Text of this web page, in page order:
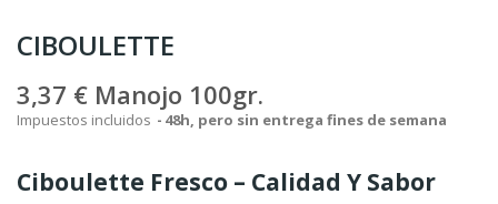
CIBOULETTE
3,37 € Manojo 100gr.
Impuestos incluidos 48h, pero sin entrega fines de semana
Ciboulette Fresco – Calidad Y Sabor